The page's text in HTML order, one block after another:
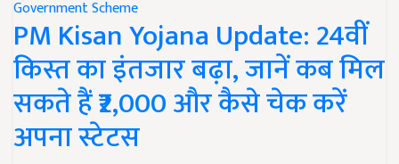
Government Scheme
PM Kisan Yojana Update: 24वीं
किस्त का इंतजार बढ़ा, जानें कब मिल
सकते हैं ₹2,000 और कैसे चेक करें
अपना स्टेटस